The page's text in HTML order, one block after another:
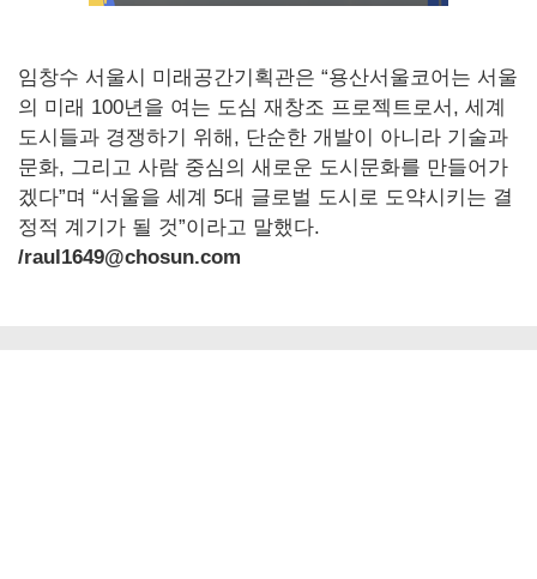
임창수 서울시 미래공간기획관은 “용산서울코어는 서울
의 미래 100년을 여는 도심 재창조 프로젝트로서, 세계
도시들과 경쟁하기 위해, 단순한 개발이 아니라 기술과
문화, 그리고 사람 중심의 새로운 도시문화를 만들어가
겠다”며 “서울을 세계 5대 글로벌 도시로 도약시키는 결
정적 계기가 될 것”이라고 말했다.
/raul1649@chosun.com